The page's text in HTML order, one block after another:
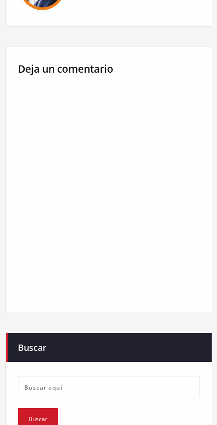
Deja un comentario
Buscar